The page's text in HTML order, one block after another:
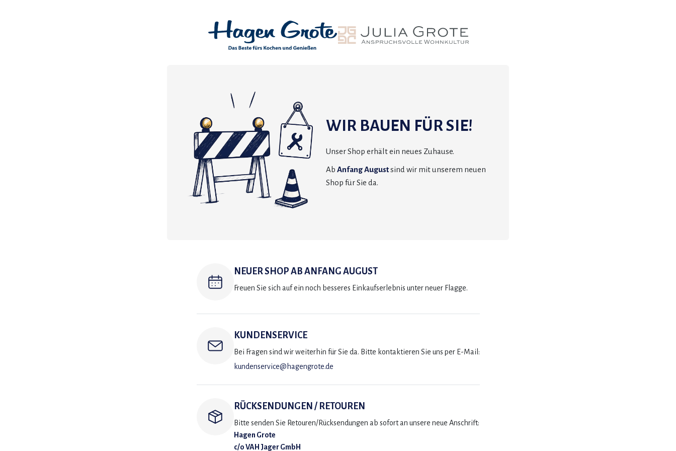
WIR BAUEN FÜR SIE!
Unser Shop erhält ein neues Zuhause.
Ab Anfang Augustsind wir mit unserem neuen
Shop für Sie da.
NEUER SHOP AB ANFANG AUGUST
Freuen Sie sich auf ein noch besseres Einkaufserlebnis unter neuer Flagge.
KUNDENSERVICE
Bei Fragen sind wir weiterhin für Sie da. Bitte kontaktieren Sie uns per E-Mail:
kundenservice@hagengrote.de
RÜCKSENDUNGEN / RETOUREN
Bitte senden Sie Retouren/Rücksendungen ab sofort an unsere neue Anschrift:
Hagen Grote
c/o VAH Jager GmbH